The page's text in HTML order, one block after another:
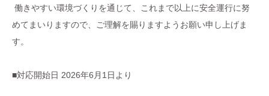
働きやすい環境づくりを通じて、これまで以上に安全運行に努
めてまいりますので、ご理解を賜りますようお願い申し上げま
す。
■対応開始日 2026年6月1日より